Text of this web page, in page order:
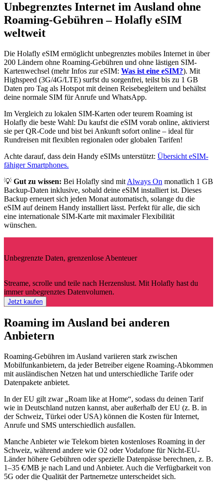
Unbegrenztes Internet im Ausland ohne
Roaming-Gebühren – Holafly eSIM
weltweit
Die Holafly eSIM ermöglicht unbegrenztes mobiles Internet in über
200 Ländern ohne Roaming-Gebühren und ohne lästigen SIM-
Kartenwechsel (mehr Infos zur eSIM: Was ist eine eSIM?). Mit
Highspeed (3G/4G/LTE) surfst du sorgenfrei, teilst bis zu 1 GB
Daten pro Tag als Hotspot mit deinen Reisebegleitern und behältst
deine normale SIM für Anrufe und WhatsApp.
Im Vergleich zu lokalen SIM-Karten oder teurem Roaming ist
Holafly die beste Wahl: Du kaufst die eSIM vorab online, aktivierst
sie per QR-Code und bist bei Ankunft sofort online – ideal für
Rundreisen mit flexiblen regionalen oder globalen Tarifen!
Achte darauf, dass dein Handy eSIMs unterstützt: Übersicht eSIM-
fähiger Smartphones.
💡 Gut zu wissen: Bei Holafly sind mit Always On monatlich 1 GB
Backup-Daten inklusive, sobald deine eSIM installiert ist. Dieses
Backup erneuert sich jeden Monat automatisch, solange du die
eSIM auf deinem Handy installiert lässt. Perfekt für alle, die sich
eine internationale SIM-Karte mit maximaler Flexibilität
wünschen.
Unbegrenzte Daten, grenzenlose Abenteuer
Streame, scrolle und teile nach Herzenslust. Mit Holafly hast du
immer unbegrenztes Datenvolumen.
Jetzt kaufen
Roaming im Ausland bei anderen
Anbietern
Roaming-Gebühren im Ausland variieren stark zwischen
Mobilfunkanbietern, da jeder Betreiber eigene Roaming-Abkommen
mit ausländischen Netzen hat und unterschiedliche Tarife oder
Datenpakete anbietet.
In der EU gilt zwar „Roam like at Home“, sodass du deinen Tarif
wie in Deutschland nutzen kannst, aber außerhalb der EU (z. B. in
der Schweiz, Türkei oder USA) können die Kosten für Internet,
Anrufe und SMS unterschiedlich ausfallen.
Manche Anbieter wie Telekom bieten kostenloses Roaming in der
Schweiz, während andere wie O2 oder Vodafone für Nicht-EU-
Länder höhere Gebühren oder spezielle Datenpässe berechnen, z. B.
1–35 €/MB je nach Land und Anbieter. Auch die Verfügbarkeit von
5G oder die Qualität der Partnernetze unterscheidet sich.